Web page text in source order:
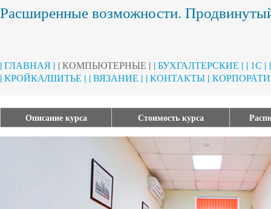
Расширенные возможности.
| ГЛАВНАЯ | | КОМПЬЮТЕРНЫЕ | | БУХГАЛТЕРСКИЕ | | 1С |
| КРОЙКА/ШИТЬЕ | | ВЯЗАНИЕ | | КОНТАКТЫ |
Описание курса Стоимость курса